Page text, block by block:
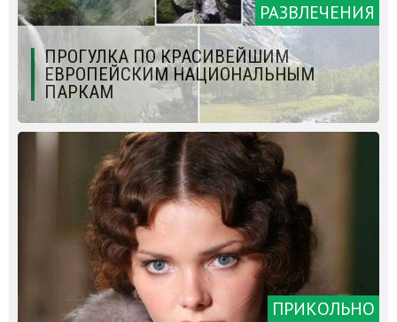
РАЗВЛЕЧЕНИЯ
ПРОГУЛКА ПО КРАСИВЕЙШИМ
ЕВРОПЕЙСКИМ НАЦИОНАЛЬНЫМ
ПАРКАМ
ПРИКОЛЬНО